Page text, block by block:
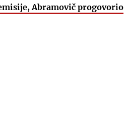
Abramovič progovorio